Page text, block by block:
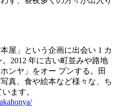
屋」という企画に出会い 1 カ
2012 年に古い町並みや路地
ンヤ」をオー プンする。田
真、食や絵本など様々な、ち
ます。